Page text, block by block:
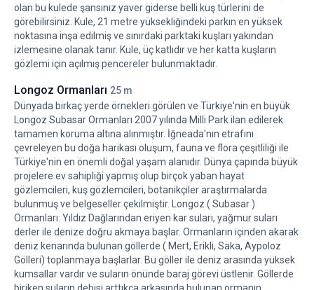
Aklınızda Bulunsun
Trulya 1881 tüm yıl açık.
Denize gitmek isterseniz İğneada yaklaşık 25 km uzaklıkta.
Otel, tarihi bir yapı olduğundan engelli erişimine uygun değil.
Trulya’da kaldığım o birkaç gün boyunca, zaman sanki başka bir
ritimde aktı. O kadar yavaş ve o kadar kıymetliydi ki…
Bazen kalbinizin atışını daha net duyduğunuz yerler olur ya; ben
burada onu hissettim.
“İnsanın içinde sessizlikle konuşan bir ev varsa, orası kalbidir.”
Belki de Trulya tam bu yüzden bana iyi geldi.
Online kaynaklarda
Kırklareli Butik Otelleri, Kırklareli Küçük
Otellerive Kırklareli Otelleri arasında gösterilen bu otel, Küçük
Oteller Sitesi özel seçkisinde yer almaktadır.
olan bu kulede şansınız yaver giderse belli kuş türlerini de
görebilirsiniz. Kule, 21 metre yüksekliğindeki parkın en yüksek
noktasına inşa edilmiş ve sınırdaki parktaki kuşları yakından
izlemesine olanak tanır. Kule, üç katlıdır ve her katta kuşların
gözlemi için açılmış pencereler bulunmaktadır.
Longoz Ormanları 25 m
Dünyada birkaç yerde örnekleri görülen ve Türkiye'nin en büyük
Longoz Subasar Ormanları 2007 yılında Milli Park ilan edilerek
tamamen koruma altına alınmıştır. İğneada'nın etrafını
çevreleyen bu doğa harikası oluşum, fauna ve flora çeşitliliği ile
Türkiye'nin en önemli doğal yaşam alanıdır. Dünya çapında büyük
projelere ev sahipliği yapmış olup birçok yaban hayat
gözlemcileri, kuş gözlemcileri, botanikçiler araştırmalarda
bulunmuş ve belgeseller çekilmiştir. Longoz ( Subasar )
Ormanları: Yıldız Dağlarından eriyen kar suları, yağmur suları
derler ile denize doğru akmaya başlar. Ormanların içinden akarak
deniz kenarında bulunan göllerde ( Mert, Erikli, Saka, Aypoloz
Gölleri) toplanmaya başlarlar. Bu göller ile deniz arasında yüksek
kumsallar vardır ve suların önünde baraj görevi üstlenir. Göllerde